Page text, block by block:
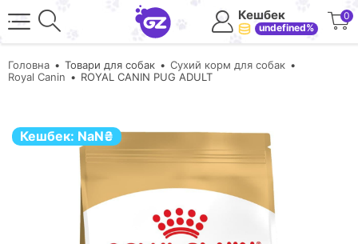
Кешбек
undefined%
0
Головна Товари для собак
Сухий корм для собак
Royal Canin
ROYAL CANIN PUG ADULT
Кешбек: NaN₴